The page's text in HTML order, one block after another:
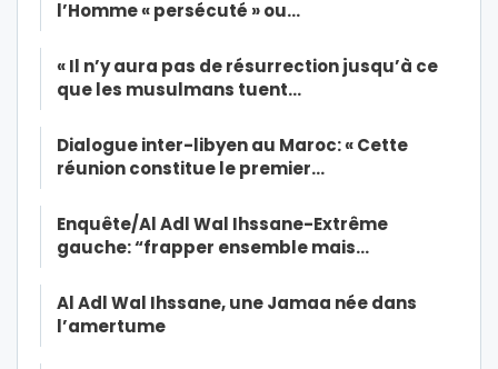
l’Homme « persécuté » ou…
« Il n’y aura pas de résurrection jusqu’à ce
que les musulmans tuent…
Dialogue inter-libyen au Maroc: « Cette
réunion constitue le premier…
Enquête/Al Adl Wal Ihssane-Extrême
gauche: “frapper ensemble mais…
Al Adl Wal Ihssane, une Jamaa née dans
l’amertume